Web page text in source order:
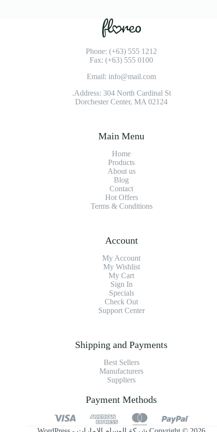
Phone: (+63) 555 1212
Fax: (+63) 555 0100
Email: info@mail.com
Address: 304 North Cardinal St.
Dorchester Center, MA 02124
Main Menu
Home
Products
About us
Blog
Contact
Hot Offers
Terms & Conditions
Account
My Account
My Wishlist
My Cart
Sign In
Specials
Check Out
Support Center
Shipping and Payments
Best Sellers
Manufacturers
Suppliers
Payment Methods